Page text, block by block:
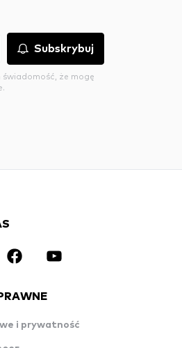
Subskrybuj
świadomość, że mogę
i prywatność